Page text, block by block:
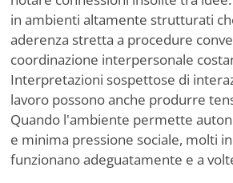
in ambienti altamente strutturati
aderenza stretta a procedure
coordinazione interpersonale
Interpretazioni sospettose di
lavoro possono anche produrre
Quando l'ambiente permette
e minima pressione sociale, molti
funzionano adeguatamente e a